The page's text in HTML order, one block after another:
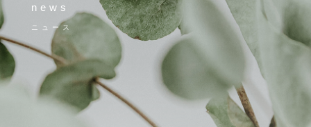
news
ニュース